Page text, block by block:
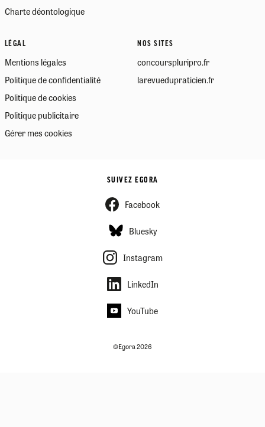
Charte déontologique
LÉGAL
Mentions légales
Politique de confidentialité
Politique de cookies
Politique publicitaire
Gérer mes cookies
NOS SITES
concourspluripro.fr
larevuedupraticien.fr
SUIVEZ EGORA
Facebook
Bluesky
Instagram
LinkedIn
YouTube
©Egora 2026